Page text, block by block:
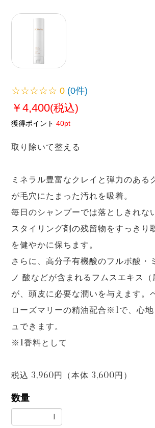
☆☆☆☆☆0 (0件)
￥4,400(税込)
獲得ポイント 40pt
取り除いて整える
ミネラル豊富なクレイと弾力のある
が毛穴にたまった汚れを吸着。
毎日のシャンプーでは落としきれな
スタイリング剤の残留物をすっきり
を健やかに保ちます。
さらに、高分子有機酸のフルボ酸・
ノ 酸などが含まれるフムスエキス（
が、頭皮に必要な潤いを与えます。
ローズマリーの精油配合※1で、心
ュできます。
※1香料として
税込 3,960円（本体 3,600円）
数量